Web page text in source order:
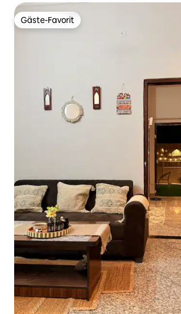
Gäste-Favorit
Gäste-Favorit